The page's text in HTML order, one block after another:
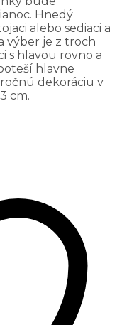
Hnedý
alebo sediaci a
výber je z troch
s hlavou rovno a
hlavne
dekoráciu v
cm.